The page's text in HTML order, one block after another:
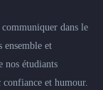
dans le
et
nos étudiants
confiance et humour.